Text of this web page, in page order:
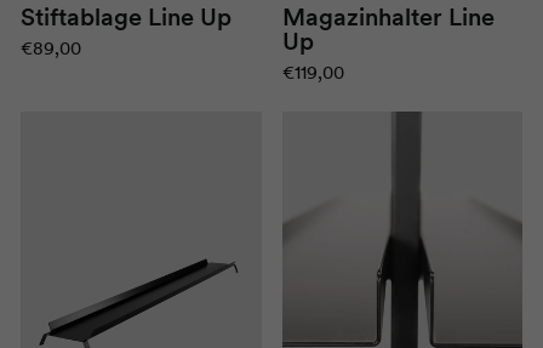
Stiftablage Line Up
€89,00
Magazinhalter Line
Up
€119,00